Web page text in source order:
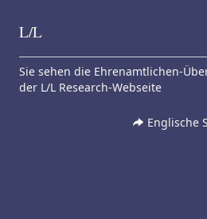
Skip to content
L/L
Sie sehen die Ehrenamtlichen-
der L/L Research-Webseite
Englische